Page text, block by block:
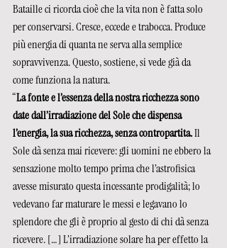
Bataille ci ricorda cioè che la vita non è fatta solo
per conservarsi. Cresce, eccede e trabocca. Produce
più energia di quanta ne serva alla semplice
sopravvivenza. Questo, sostiene, si vede già da
come funziona la natura.
“La fonte e l’essenza della nostra ricchezza sono
date dall’irradiazione del Sole che dispensa
l’energia, la sua ricchezza, senza contropartita. Il
Sole dà senza mai ricevere: gli uomini ne ebbero la
sensazione molto tempo prima che l’astrofisica
avesse misurato questa incessante prodigalità; lo
vedevano far maturare le messi e legavano lo
splendore che gli è proprio al gesto di chi dà senza
ricevere. […] L’irradiazione solare ha per effetto la